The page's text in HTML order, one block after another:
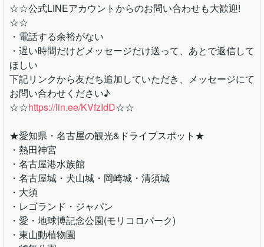
☆☆公式LINEアカウントからのお問い合わせも大歓迎!
☆☆
・電話する余裕がない
・遅い時間だけどメッセージだけ送って、あとで返信して
ほしい
下記リンクから友だち追加していただき、メッセージにて
お問い合わせください♪
☆☆https://lin.ee/KVfzIdD☆☆
★愛知県・名古屋の観光&ドライブスポット★
・熱田神宮
・名古屋港水族館
・名古屋城・犬山城・岡崎城・清須城
・大須
・レゴランド・ジャパン
・愛・地球博記念公園(モリコロパーク)
・東山動植物園